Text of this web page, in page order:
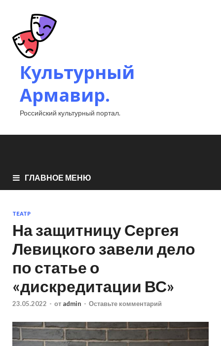
Культурный
Армавир.
Российский культурный портал.
ГЛАВНОЕ МЕНЮ
ТЕАТР
На защитницу Сергея
Левицкого завели дело
по статье о
«дискредитации ВС»
23.05.2022 - от admin - Оставьте комментарий